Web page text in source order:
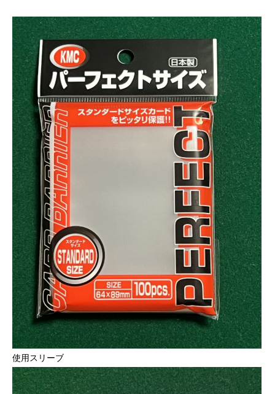
使用スリーブ